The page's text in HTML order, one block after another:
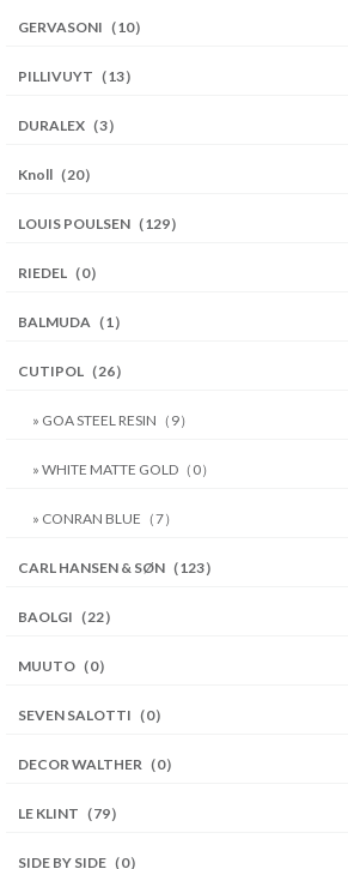
GERVASONI（10）
PILLIVUYT（13）
DURALEX（3）
Knoll（20）
LOUIS POULSEN（129）
RIEDEL（0）
BALMUDA（1）
CUTIPOL（26）
» GOA STEEL RESIN（9）
» WHITE MATTE GOLD（0）
» CONRAN BLUE（7）
CARL HANSEN & SØN（123）
BAOLGI（22）
MUUTO（0）
SEVEN SALOTTI（0）
DECOR WALTHER（0）
LE KLINT（79）
SIDE BY SIDE（0）